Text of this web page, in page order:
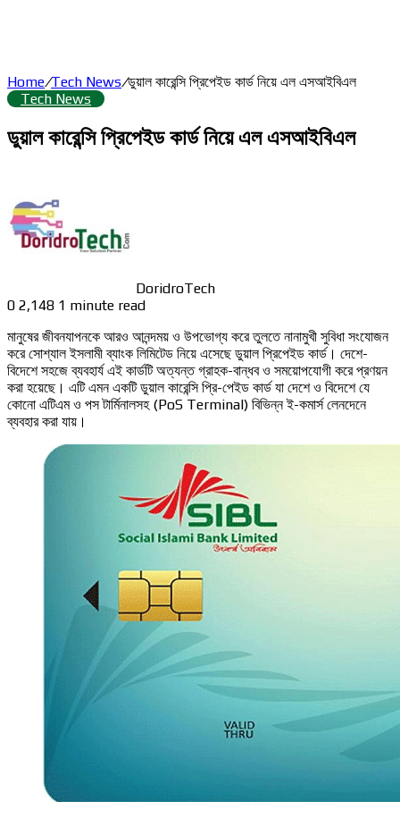
Home/Tech News/ডুয়াল কারেন্সি প্রিপেইড কার্ড নিয়ে এল এসআইবিএল
Tech News
ডুয়াল কারেন্সি প্রিপেইড কার্ড নিয়ে এল এসআইবিএল
DoridroTech
0 2,148 1 minute read
মানুষের জীবনযাপনকে আরও আনন্দময় ও উপভোগ্য করে তুলতে নানামুখী সুবিধা সংযোজন
করে সোশ্যাল ইসলামী ব্যাংক লিমিটেড নিয়ে এসেছে ডুয়াল প্রিপেইড কার্ড। দেশে-
বিদেশে সহজে ব্যবহার্য এই কার্ডটি অত্যন্ত গ্রাহক-বান্ধব ও সময়োপযোগী করে প্রণয়ন
করা হয়েছে। এটি এমন একটি ডুয়াল কারেন্সি প্রি-পেইড কার্ড যা দেশে ও বিদেশে যে
কোনো এটিএম ও পস টার্মিনালসহ (PoS Terminal) বিভিন্ন ই-কমার্স লেনদেনে
ব্যবহার করা যায়।